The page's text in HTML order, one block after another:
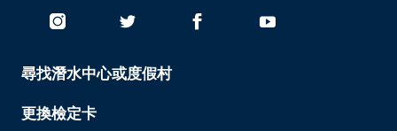
PADI
TAIWAN
尋找潛水中心或度假村
更換檢定卡